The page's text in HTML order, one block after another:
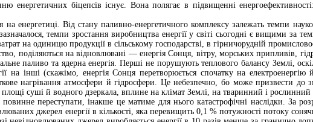
енергетичних біцепсів існує. Вона полягає в підвищенні
на енергетиці. Від стану паливно-енергетичного комплексу залежать темпи
темпи зростання виробництва енергії у світі сьогодні є вищими за
на одиницю продукції в сільському господарстві, в гірничорудній
поділяються на відновлювані — енергія Сонця, вітру, морських припливів,
паливо та ядерна енергія. Перші не порушують теплового балансу Землі,
на інші (скажімо, енергія Сонця перетворюється спочатку на електроенергію
нагрівання атмосфери й гідросфери. Це небезпечно, бо може призвести до
суші й водного дзеркала, вплине на клімат Землі, на тваринний і рослинний
переступати, інакше це матиме для нього катастрофічні наслідки. За
джерел енергії в кількості, яка перевищить 0,1 % потужності потоку